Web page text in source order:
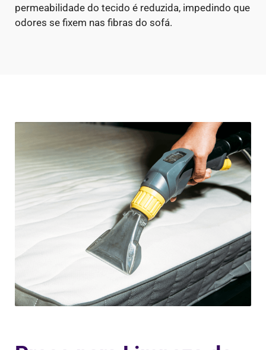
permeabilidade do tecido é reduzida, impedindo que
odores se fixem nas fibras do sofá.